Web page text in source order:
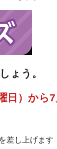
ょう。
日）から
差し上げます